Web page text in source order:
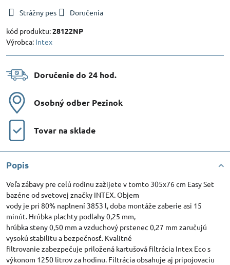
Strážny pes
Doručenia
kód produktu:28122NP
Výrobca: Intex
Doručenie do 24 hod​.
Osobný odber Pezinok
Tovar na sklade
Popis
Veľa zábavy pre celú rodinu zažijete v tomto 305x76 cm Easy Set
bazéne od svetovej značky INTEX. Objem
vody je pri 80% naplnení 3853 l, doba montáže zaberie asi 15
minút. Hrúbka plachty podlahy 0,25 mm,
hrúbka steny 0,50 mm a vzduchový prstenec 0,27 mm zaručujú
vysokú stabilitu a bezpečnosť. Kvalitné
filtrovanie zabezpečuje priložená kartušová filtrácia Intex Eco s
výkonom 1250 litrov za hodinu. Filtrácia obsahuje aj pripojovaciu